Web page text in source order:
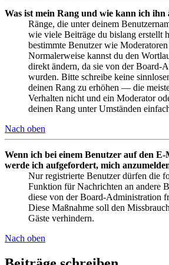
Was ist mein Rang und wie kann ich ihn
Ränge, die unter deinem
wie viele Beiträge du bislang erstellt
bestimmte Benutzer wie
Normalerweise kannst du den
direkt ändern, da sie von der Board-
wurden. Bitte schreibe keine
deinen Rang zu erhöhen — die
Verhalten nicht und ein Moderator
deinen Rang unter Umständen
Nach oben
Wenn ich bei einem Benutzer auf den
werde ich aufgefordert, mich
Nur registrierte Benutzer dürfen die
Funktion für Nachrichten an andere
diese von der Board-Administration
Diese Maßnahme soll den
Gäste verhindern.
Nach oben